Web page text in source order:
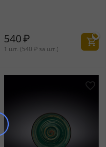
540₽
1 шт. (540 ₽ за шт.)